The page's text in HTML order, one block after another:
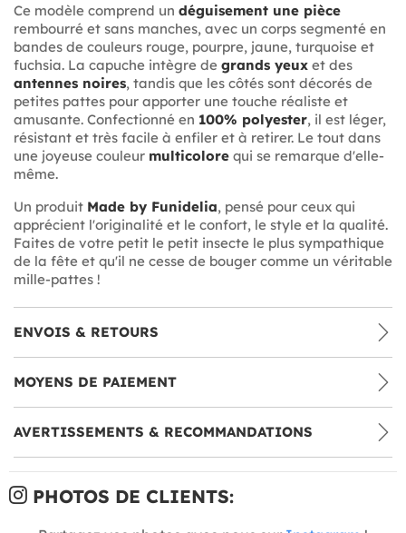
Ce modèle comprend un déguisement une pièce
rembourré et sans manches, avec un corps segmenté en
bandes de couleurs rouge, pourpre, jaune, turquoise et
fuchsia. La capuche intègre de grands yeux et des
antennes noires, tandis que les côtés sont décorés de
petites pattes pour apporter une touche réaliste et
amusante. Confectionné en 100% polyester, il est léger,
résistant et très facile à enfiler et à retirer. Le tout dans
une joyeuse couleur multicolore qui se remarque d'elle-
même.
Un produit Made by Funidelia, pensé pour ceux qui
apprécient l'originalité et le confort, le style et la qualité.
Faites de votre petit le petit insecte le plus sympathique
de la fête et qu'il ne cesse de bouger comme un véritable
mille-pattes !
ENVOIS & RETOURS
MOYENS DE PAIEMENT
AVERTISSEMENTS & RECOMMANDATIONS
PHOTOS DE CLIENTS: